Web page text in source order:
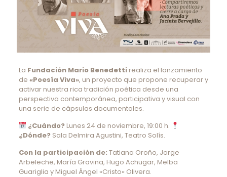
La Fundación Mario Benedettirealiza el lanzamiento
de «Poesía Viva», un proyecto que propone recuperar y
activar nuestra rica tradición poética desde una
perspectiva contemporánea, participativa y visual con
una serie de cápsulas documentales.
¿Cuándo?Lunes 24 de noviembre, 19:00 h.
¿Dónde?Sala Delmira Agustini, Teatro Solís.
Con la participación de: Tatiana Oroño, Jorge
Arbeleche, María Gravina, Hugo Achugar, Melba
Guariglia y Miguel Ángel «Cristo» Olivera.